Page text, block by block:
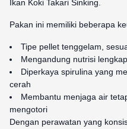
Ikan Koki Takari Sinking.
Pakan ini memiliki beberapa
Tipe pellet tenggelam,
Mengandung nutrisi
Diperkaya spirulina yang
cerah
Membantu menjaga air
mengotori
Dengan perawatan yang